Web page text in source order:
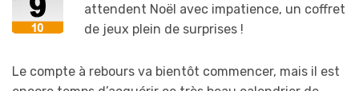
attendent Noël avec impatience, un coffret
de jeux plein de surprises !
Le compte à rebours va bientôt commencer, mais il est